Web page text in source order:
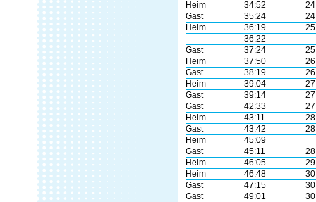
Heim
34:52
Gast
35:24
Heim
36:19
36:22
Gast
37:24
Heim
37:50
Gast
38:19
Heim
39:04
Gast
39:14
Gast
42:33
Heim
43:11
Gast
43:42
Heim
45:09
Gast
45:11
Heim
46:05
Heim
46:48
Gast
47:15
Gast
49:01